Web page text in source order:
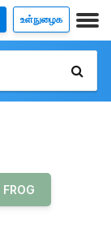
உள்நுழைக
FROG